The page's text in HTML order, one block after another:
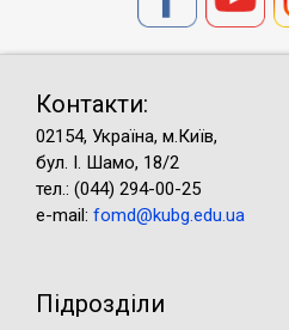
Контакти:
02154, Україна, м.Київ,
бул. І. Шамо, 18/2
тел.: (044) 294-00-25
e-mail: fomd@kubg.edu.ua
Підрозділи